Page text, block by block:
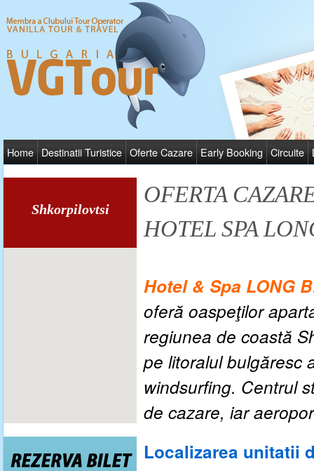
Home Destinatii Turistice Oferte Cazare Early Booking Circuite
Shkorpilovtsi
OFERTA
HOTEL SPA
Hotel & Spa LONG
oferă oaspeţilor a
regiunea de coastă
pe litoralul bulgăresc
windsurfing. Centrul
de cazare, iar
Localizarea unitatii